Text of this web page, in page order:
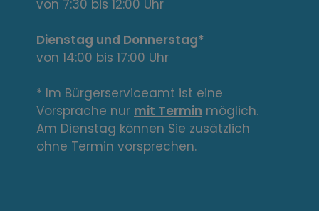
e
L
i
n
k
s
von 7:30 bis 12:00 Uhr
Dienstag und Donnerstag*
von 14:00 bis 17:00 Uhr
* Im Bürgerserviceamt ist eine
Vorsprache nur mit Termin möglich.
Am Dienstag können Sie zusätzlich
ohne Termin vorsprechen.